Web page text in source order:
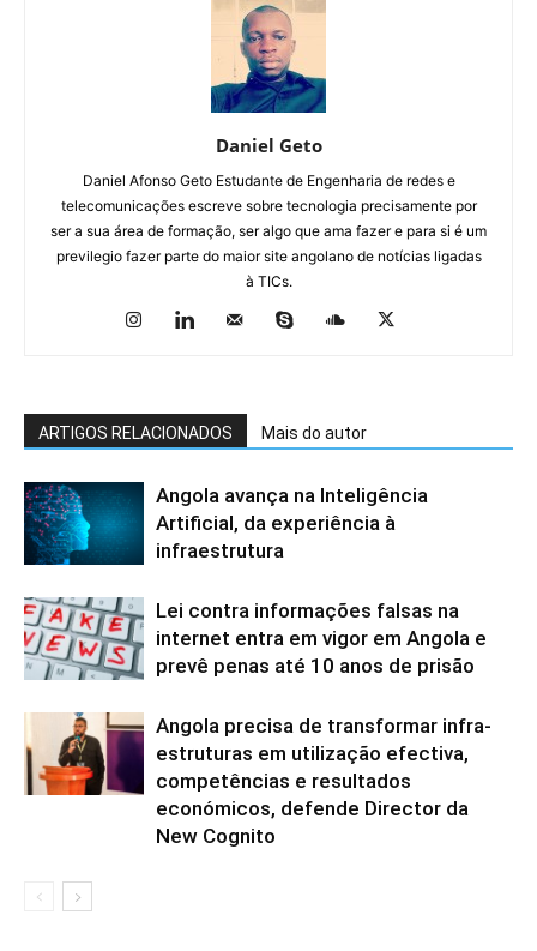
Daniel Geto
Daniel Afonso Geto Estudante de Engenharia de redes e
telecomunicações escreve sobre tecnologia precisamente por
ser a sua área de formação, ser algo que ama fazer e para si é um
previlegio fazer parte do maior site angolano de notícias ligadas
à TICs.
ARTIGOS RELACIONADOS Mais do autor
Angola avança na Inteligência
Artificial, da experiência à
infraestrutura
Lei contra informações falsas na
internet entra em vigor em Angola e
prevê penas até 10 anos de prisão
Angola precisa de transformar infra-
estruturas em utilização efectiva,
competências e resultados
económicos, defende Director da
New Cognito